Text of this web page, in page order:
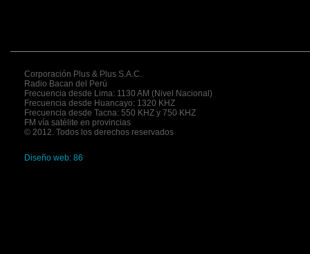
Corporación Plus & Plus S.A.C.
Radio Bacan del Perú
Frecuencia desde Lima: 1130 AM (Nivel Nacional)
Frecuencia desde Huancayo: 1320 KHZ
Frecuencia desde Tacna: 550 KHZ y 750 KHZ
FM vía satélite en provincias
© 2012. Todos los derechos reservados
Diseño web: 86